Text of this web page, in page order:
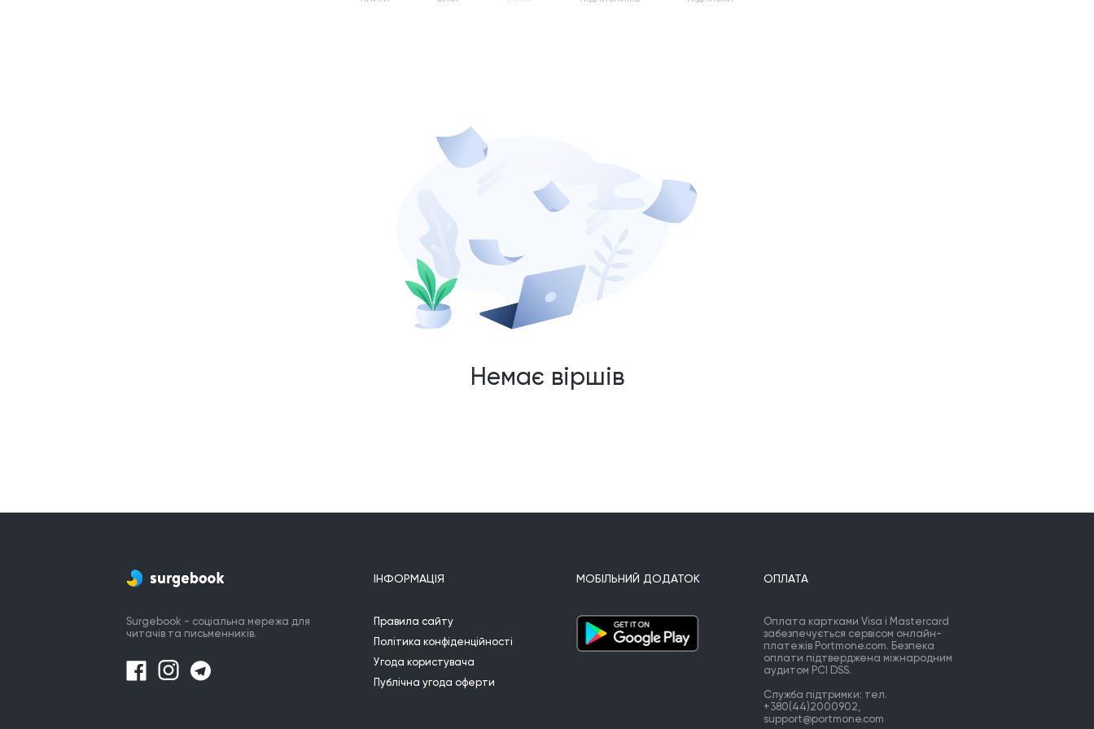
Немає віршів
Surgebook - соціальна мережа для
читачів та письменників.
ІНФОРМАЦІЯ
Правила сайту
Політика конфіденційності
Угода користувача
Публічна угода оферти
МОБІЛЬНИЙ ДОДАТОК ОПЛАТА
Оплата картками Visa і Mastercard
забезпечується сервісом онлайн-
платежів Portmone.com. Безпека
оплати підтверджена міжнародним
аудитом PCI DSS.
Служба підтримки: тел.
+380(44)2000902,
support@portmone.com